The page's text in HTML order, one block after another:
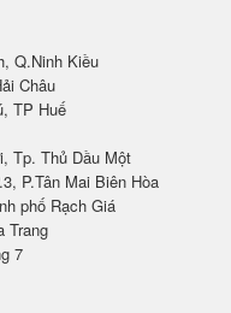
Q.Ninh Kiều
Châu
TP Huế
Tp. Thủ Dầu Một
P.Tân Mai Biên Hòa
phố Rạch Giá
Trang
7